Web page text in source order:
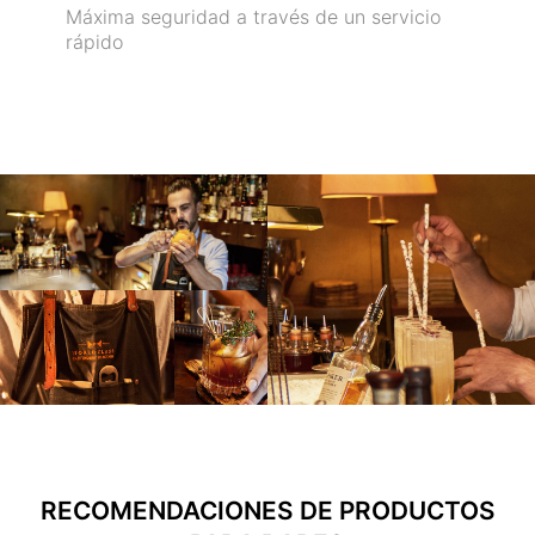
Máxima seguridad a través de un servicio
rápido
RECOMENDACIONES DE PRODUCTOS